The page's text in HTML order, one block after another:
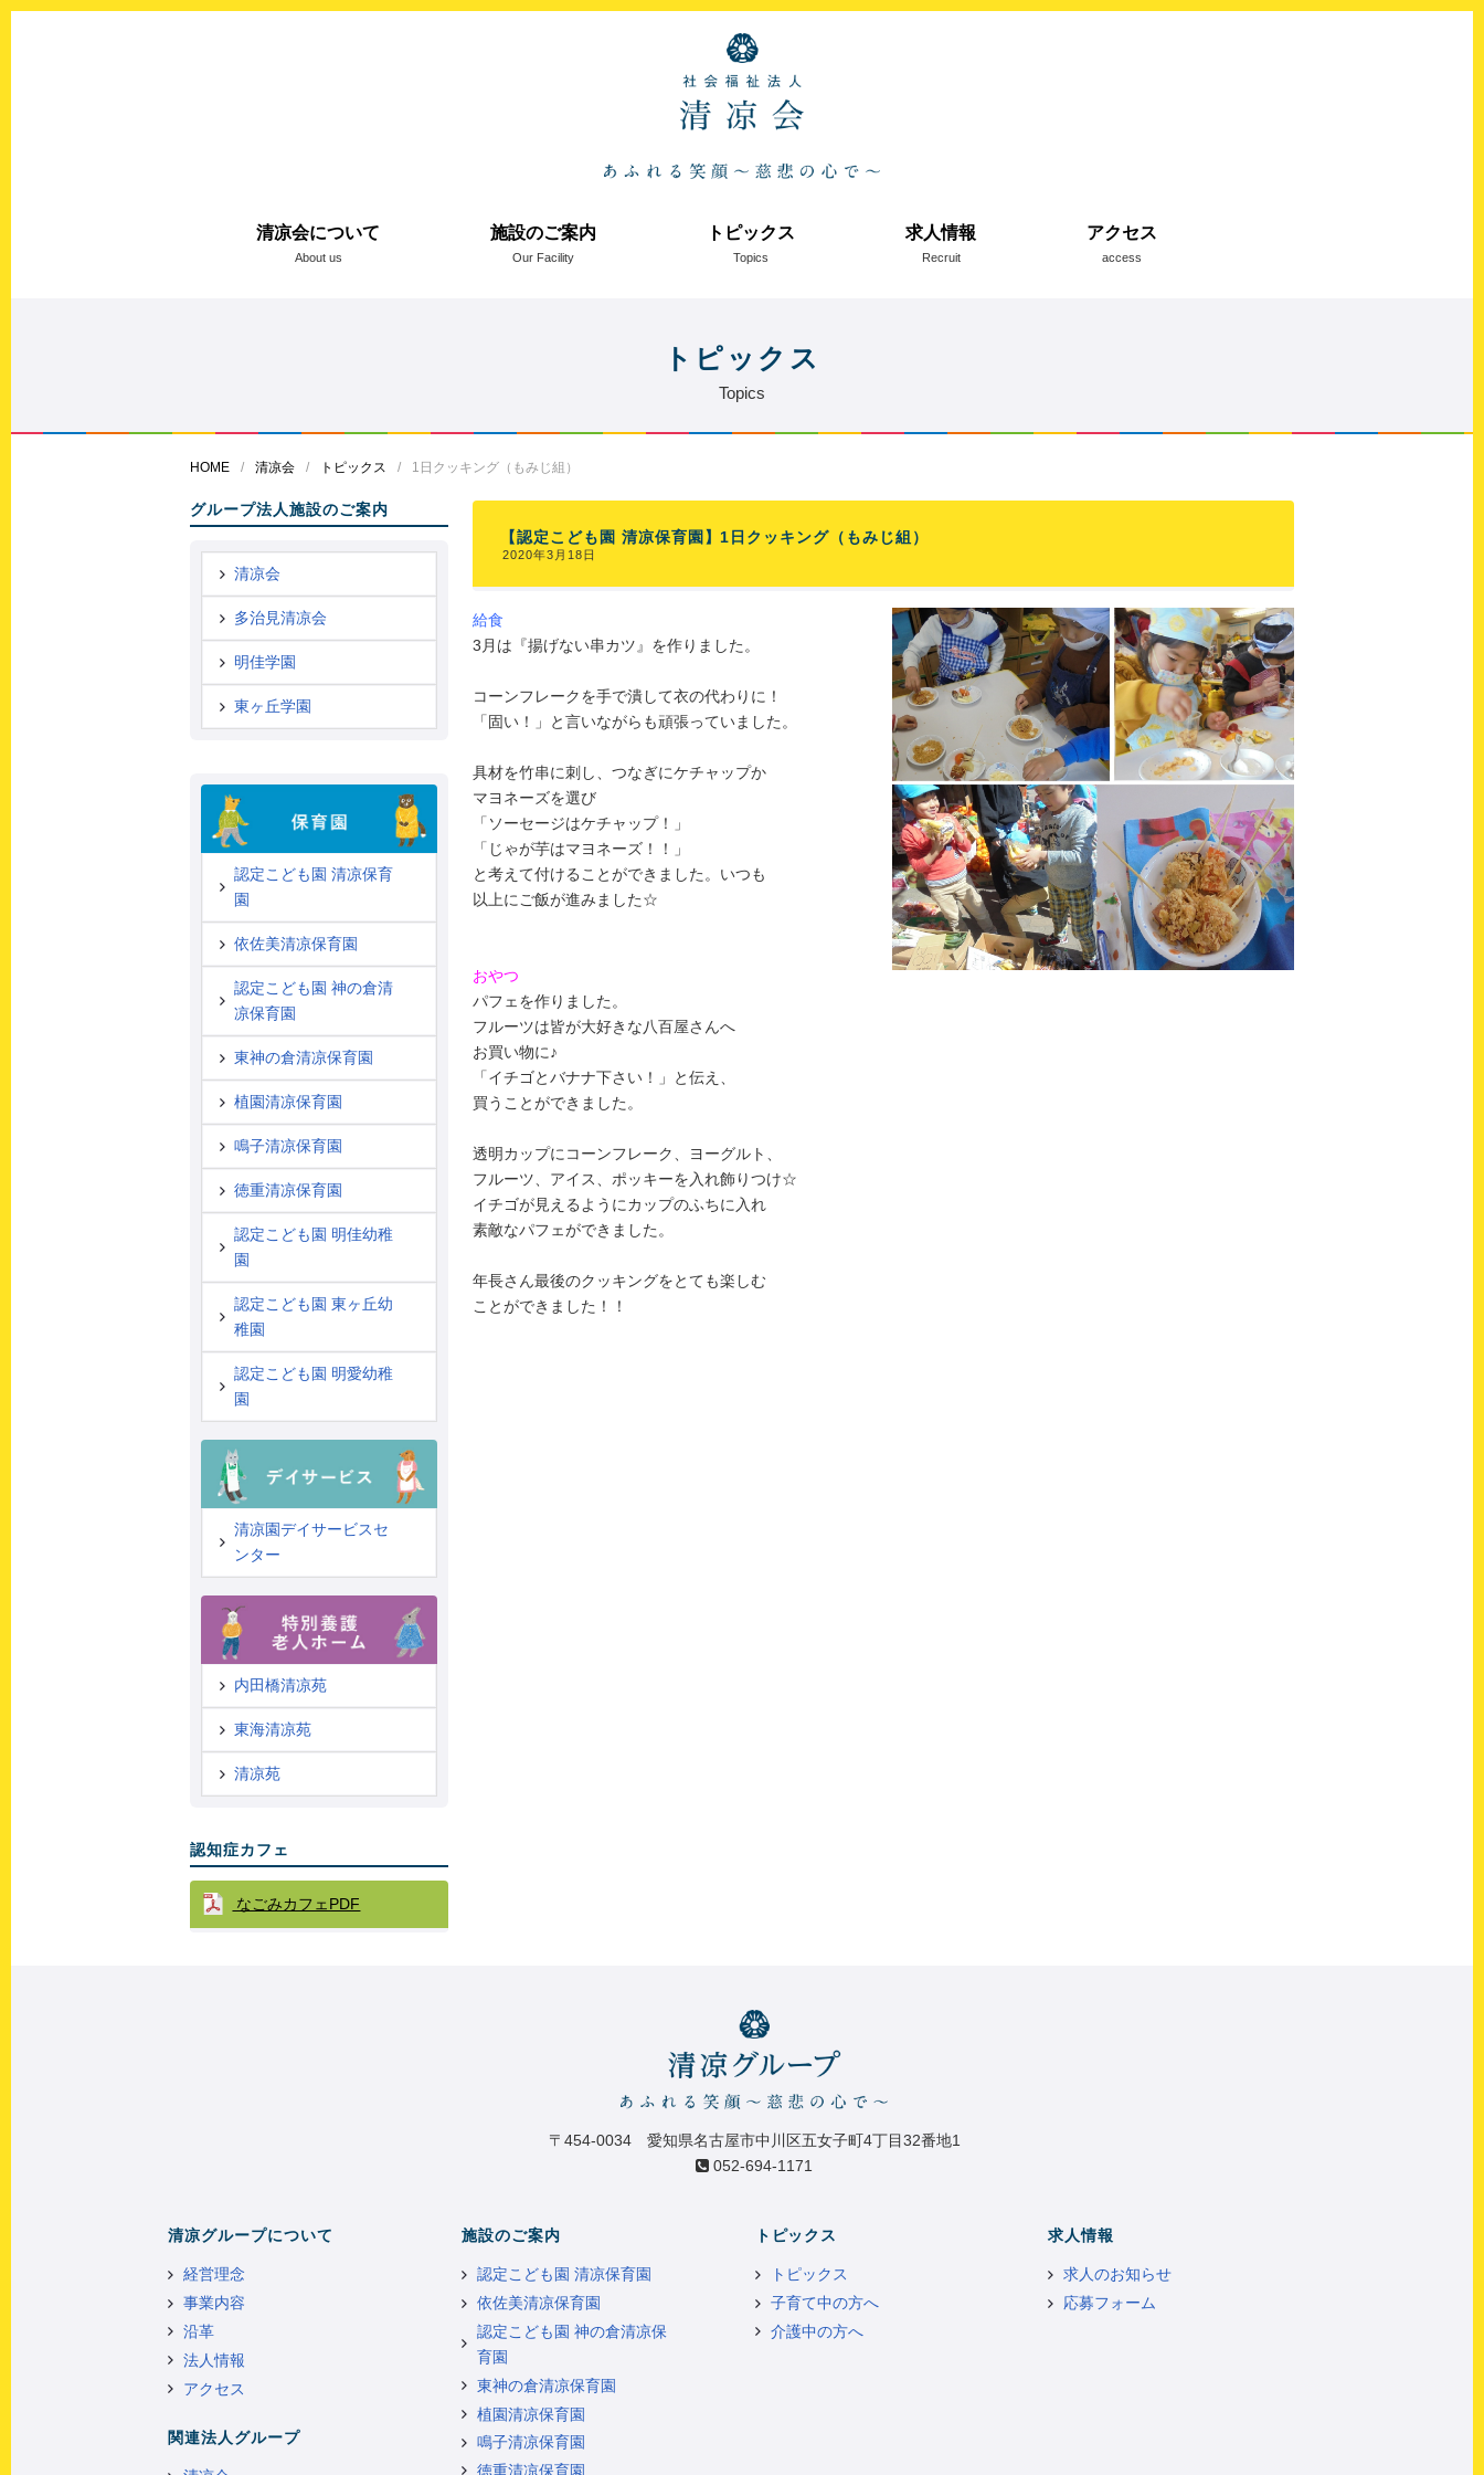
清凉会について
About us
施設のご案内
Our Facility
トピックス
Topics
求人情報
Recruit
アクセス
access
トピックス
Topics
HOME 清凉会 トピックス 1日クッキング（もみじ組）
グループ法人施設のご案内
清凉会
多治見清凉会
明佳学園
東ヶ丘学園
認定こども園 清凉保育
園
依佐美清凉保育園
認定こども園 神の倉清
凉保育園
東神の倉清凉保育園
植園清凉保育園
鳴子清凉保育園
徳重清凉保育園
認定こども園 明佳幼稚
園
認定こども園 東ヶ丘幼
稚園
認定こども園 明愛幼稚
園
清凉園デイサービスセ
ンター
内田橋清凉苑
東海清凉苑
清凉苑
認知症カフェ
なごみカフェPDF
【認定こども園 清凉保育園】1日クッキング（もみじ組）
2020年3月18日
給食
3月は『揚げない串カツ』を作りました。
コーンフレークを手で潰して衣の代わりに！
「固い！」と言いながらも頑張っていました。
具材を竹串に刺し、つなぎにケチャップか
マヨネーズを選び
「ソーセージはケチャップ！」
「じゃが芋はマヨネーズ！！」
と考えて付けることができました。いつも
以上にご飯が進みました☆
おやつ
パフェを作りました。
フルーツは皆が大好きな八百屋さんへ
お買い物に♪
「イチゴとバナナ下さい！」と伝え、
買うことができました。
透明カップにコーンフレーク、ヨーグルト、
フルーツ、アイス、ポッキーを入れ飾りつけ☆
イチゴが見えるようにカップのふちに入れ
素敵なパフェができました。
年長さん最後のクッキングをとても楽しむ
ことができました！！
〒454-0034 愛知県名古屋市中川区五女子町4丁目32番地1
052-694-1171
清凉グループについて
経営理念
事業内容
沿革
法人情報
アクセス
関連法人グループ
施設のご案内
認定こども園 清凉保育園
依佐美清凉保育園
認定こども園 神の倉清凉保
育園
東神の倉清凉保育園
植園清凉保育園
鳴子清凉保育園
徳重清凉保育園
トピックス
トピックス
子育て中の方へ
介護中の方へ
求人情報
求人のお知らせ
応募フォーム